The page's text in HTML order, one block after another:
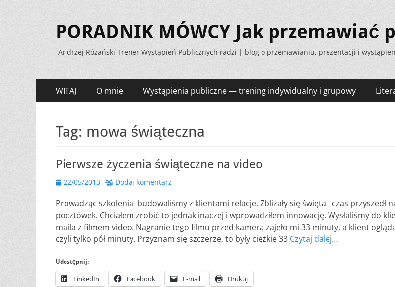
PORADNIK MÓWCY Jak przemawiać
Andrzej Różański Trener Wystąpień Publicznych radzi | blog o przemawianiu, prezentacji i
Menu
WITAJ O mnie Wystąpienia publiczne — trening indywidualny i grupowy
Tag: mowa świąteczna
Pierwsze życzenia świąteczne na video
Opublikowano
22/05/2013 Dodaj komentarz
Prowadząc szkolenia budowaliśmy z klientami relacje. Zbliżały się święta i czas przyszedł
pocztówek. Chciałem zrobić to jednak inaczej i wprowadziłem innowację. Wysłaliśmy do
maila z filmem video. Nagranie tego filmu przed kamerą zajęło mi 33 minuty, a klient
czyli tylko pół minuty. Przyznam się szczerze, to były ciężkie 33 Czytaj dalej…
Udostępnij:
LinkedIn Facebook E-mail Drukuj